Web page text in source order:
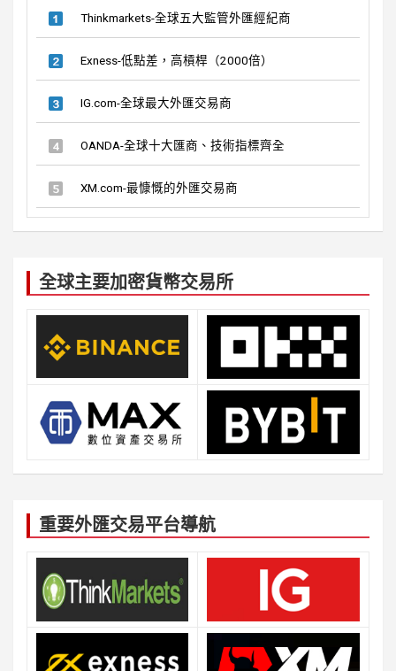
Thinkmarkets-全球五大監管外匯經紀商
Exness-低點差，高槓桿（2000倍）
IG.com-全球最大外匯交易商
OANDA-全球十大匯商、技術指標齊全
XM.com-最慷慨的外匯交易商
全球主要加密貨幣交易所
重要外匯交易平台導航